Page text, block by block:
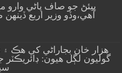
پيئڻ جو صاف پاڻي وارو
آهي،وڏو وزير اربع
گوليون لڳل هيون: ڊائريڪٽر